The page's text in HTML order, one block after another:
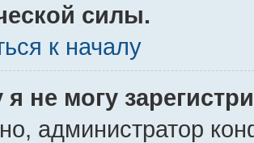
силы.
к началу
не могу
администратор